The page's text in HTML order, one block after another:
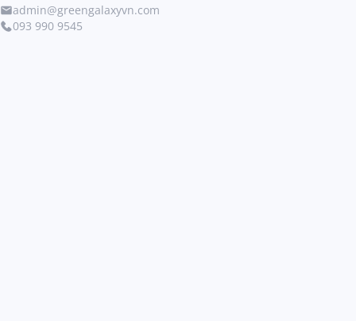
admin@greengalaxyvn.com
093 990 9545